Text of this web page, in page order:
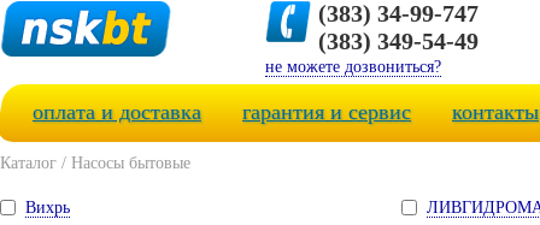
(383) 34-99-747
(383) 349-54-49
не можете дозвониться?
оплата и доставка гарантия и сервис контакты
Каталог / Насосы бытовые
Вихрь